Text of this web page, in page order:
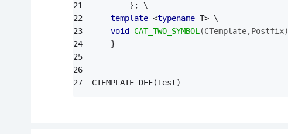
		}; \
template <typename T> \
void
CAT_TWO_SYMBOL (CTemplate,Postfix)
	}
CTEMPLATE_DEF(Test)